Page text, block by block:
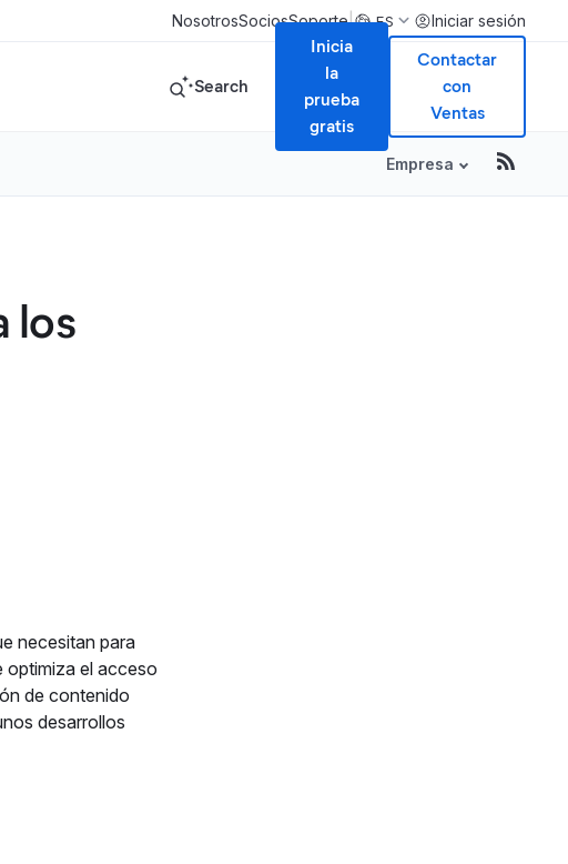
NosotrosSociosSoporte| ES Iniciar sesión
Search
Inicia
la
prueba
gratis
Contactar
con
Ventas
Empresa
los
necesitan para
optimiza el acceso
de contenido
desarrollos